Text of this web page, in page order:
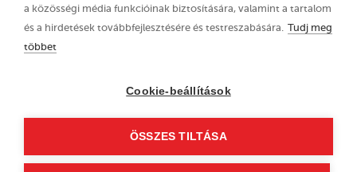
a közösségi média funkcióinak biztosítására, valamint a tartalom
és a hirdetések továbbfejlesztésére és testreszabására. Tudj meg
többet
Cookie-beállítások
ÖSSZES TILTÁSA
2023. június 21–25.
Ferenc u. 21.